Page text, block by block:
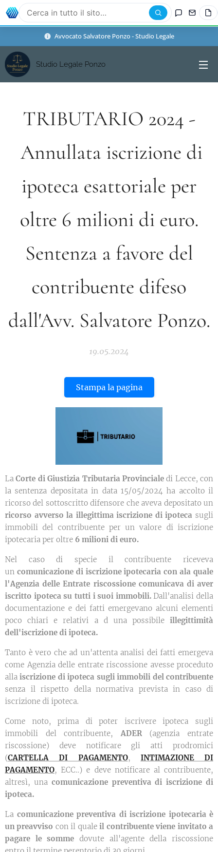
Avvocato Salvatore Ponzo - Studio Legale
Studio Legale Ponzo
TRIBUTARIO 2024 -
Annullata iscrizione di
ipoteca esattoriale per
oltre 6 milioni di euro.
Sentenza a favore del
contribuente difeso
dall'Avv. Salvatore Ponzo.
19.05.2024
Stampa la pagina
LaCorte di Giustizia Tributaria Provincialedi Lecce, con
la sentenza depositata in data 15/05/2024 ha accolto il
ricorso del sottoscritto difensore che aveva depositato un
ricorso avverso la illegittima iscrizione di ipoteca sugli
immobili del contribuente per un valore di iscrizione
ipotecaria per oltre 6 milioni di euro.
Nel caso di specie il contribuente riceveva
un comunicazione di iscrizione ipotecaria con ala quale
l'Agenzia delle Entrate riscossione comunicava di aver
iscritto ipoteca su tutti i suoi immobili.Dall'analisi della
documentazione e dei fatti emergevano alcuni elementi
poco chiari e relativi a d una possibile illegittimità
dell'iscrizione di ipoteca.
Tanto è vero che ad un'attenta analisi dei fatti emergeva
come Agenzia delle entrate riscossione avesse proceduto
allaiscrizione di ipoteca sugli immobili del contribuente
senza il rispetto della normativa prevista in caso di
iscrizione di ipoteca.
Come noto, prima di poter iscrivere ipoteca sugli
immobili del contribuente,ADER(agenzia entrate
riscossione) deve notificare gli atti prodromici
(CARTELLA DI PAGAMENTO, INTIMAZIONE DI
PAGAMENTO, ECC..) e deve notificare al contribuente,
altresì, una comunicazione preventiva di iscrizione di
ipoteca.
La comunicazione preventiva di iscrizione ipotecaria è
un preavviso con il qualeil contribuente viene invitato a
pagare le somme dovute all'agente della riscossione